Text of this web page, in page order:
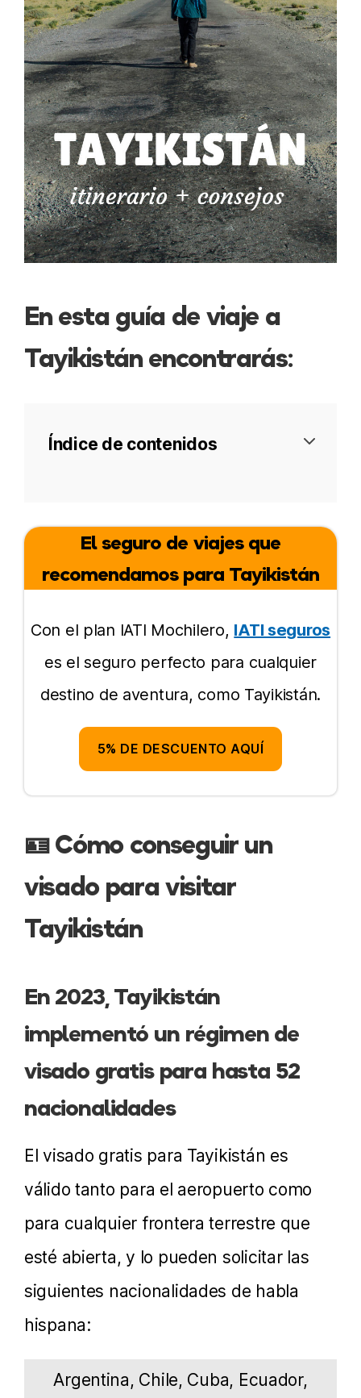
En esta guía de viaje a
Tayikistán encontrarás:
Índice de contenidos
Seguro de viaje
Mejor época para visitar
El país, su gente y cultura
Cómo llegar
Seguridad
Corrupción y estafas
Comida y alcohol
Transporte
Libros
Itinerario
Más información
El seguro de viajes que
recomendamos para Tayikistán
Con el plan IATI Mochilero, IATI seguros
es el seguro perfecto para cualquier
destino de aventura, como Tayikistán.
5% DE DESCUENTO AQUÍ
🪪 Cómo conseguir un
visado para visitar
Tayikistán
En 2023, Tayikistán
implementó un régimen de
visado gratis para hasta 52
nacionalidades
El visado gratis para Tayikistán es
válido tanto para el aeropuerto como
para cualquier frontera terrestre que
esté abierta, y lo pueden solicitar las
siguientes nacionalidades de habla
hispana:
Argentina, Chile, Cuba, Ecuador,